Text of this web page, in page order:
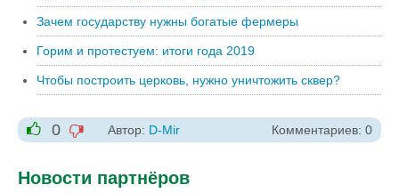
Зачем государству нужны богатые фермеры
Горим и протестуем: итоги года 2019
Чтобы построить церковь, нужно уничтожить сквер?
+1
0
-1
Автор: D-Mir Комментариев: 0
Новости партнёров